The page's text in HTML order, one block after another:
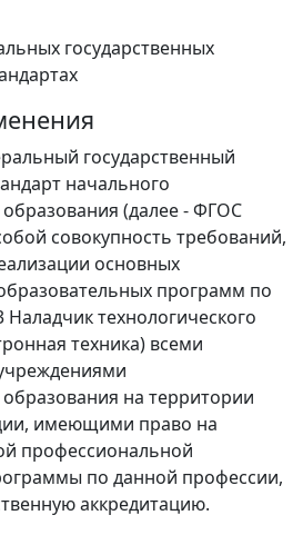
государственных
государственный
начального
(далее - ФГОС
совокупность требований,
основных
программ по
технологического
техника) всеми
на территории
имеющими право на
профессиональной
по данной профессии,
аккредитацию.